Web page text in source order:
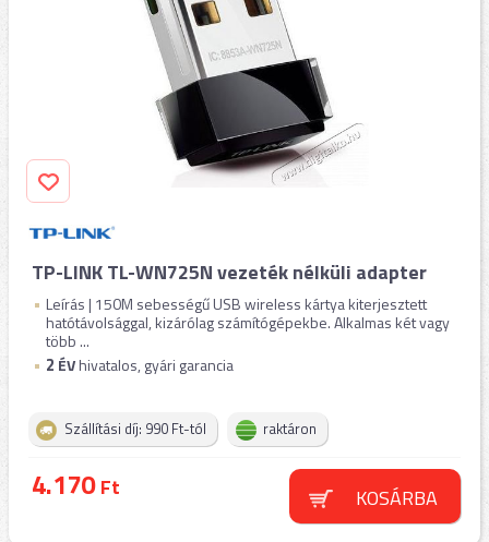
TP-LINK TL-WN725N vezeték nélküli adapter
Leírás | 150M sebességű USB wireless kártya kiterjesztett
hatótávolsággal, kizárólag számítógépekbe. Alkalmas két vagy
több ...
2 ÉVhivatalos, gyári garancia
Szállítási díj: 990 Ft-tól raktáron
4.170Ft KOSÁRBA